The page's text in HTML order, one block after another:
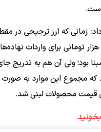
زمانی که ارز ترجیحی در
دو نرخی ۱۱۲ هزار تومانی برای واردات
بود؛ ولی آن هم به تدریج
که مجموع این موارد به
قیمت محصولات لبنی شد.